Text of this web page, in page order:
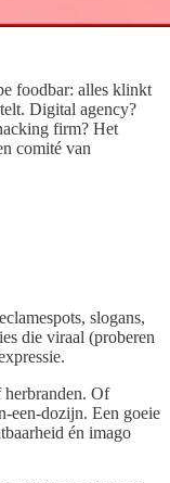
foodbar: alles klinkt
Digital agency?
firm? Het
comité van
slogans,
die viraal (proberen
Of
een-dozijn. Een goeie
én imago